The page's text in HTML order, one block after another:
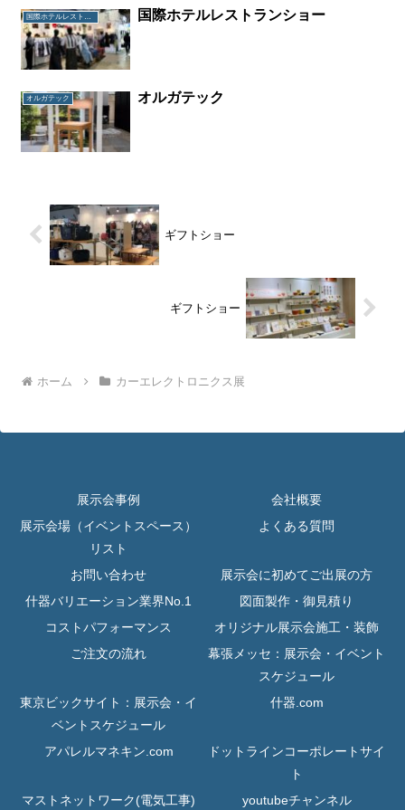
国際ホテルレストランショー 国際ホテルレストランショー
オルガテック オルガテック
ギフトショー
ギフトショー
ホーム カーエレクトロニクス展
展示会事例
会社概要
展示会場（イベントスペース）
リスト
よくある質問
お問い合わせ
展示会に初めてご出展の方
什器バリエーション業界No.1
図面製作・御見積り
コストパフォーマンス
オリジナル展示会施工・装飾
ご注文の流れ
幕張メッセ：展示会・イベント
スケジュール
東京ビックサイト：展示会・イ
ベントスケジュール
什器.com
アパレルマネキン.com
ドットラインコーポレートサイ
ト
マストネットワーク(電気工事)
youtubeチャンネル